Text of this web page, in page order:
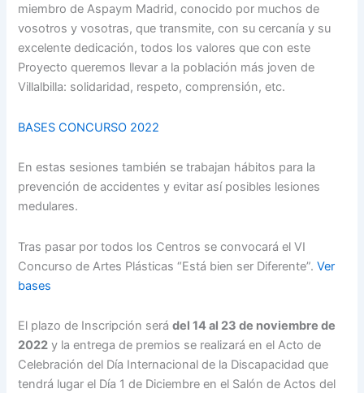
miembro de Aspaym Madrid, conocido por muchos de
vosotros y vosotras, que transmite, con su cercanía y su
excelente dedicación, todos los valores que con este
Proyecto queremos llevar a la población más joven de
Villalbilla: solidaridad, respeto, comprensión, etc.
BASES CONCURSO 2022
En estas sesiones también se trabajan hábitos para la
prevención de accidentes y evitar así posibles lesiones
medulares.
Tras pasar por todos los Centros se convocará el VI
Concurso de Artes Plásticas “Está bien ser Diferente”.Ver
bases
El plazo de Inscripción serádel 14 al 23 de noviembre de
2022 y la entrega de premios se realizará en el Acto de
Celebración del Día Internacional de la Discapacidad que
tendrá lugar el Día 1 de Diciembre en el Salón de Actos del